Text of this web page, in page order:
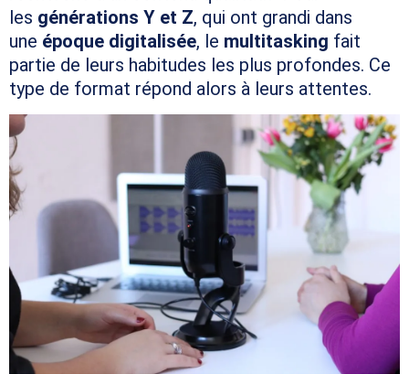
les générations Y et Z, qui ont grandi dans
une époque digitalisée, le multitasking fait
partie de leurs habitudes les plus profondes. Ce
type de format répond alors à leurs attentes.